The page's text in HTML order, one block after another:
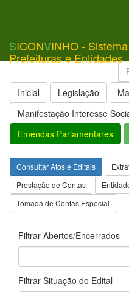
SICONVINHO -
Prefeituras e Entidades
Inicial Legislação
Manifestação Interesse
Emendas Parlamentares
Consultar Atos e Editais
Prestação de Contas
Tomada de Contas Especial
Filtrar Abertos/Encerrados
Filtrar Situação do Edital